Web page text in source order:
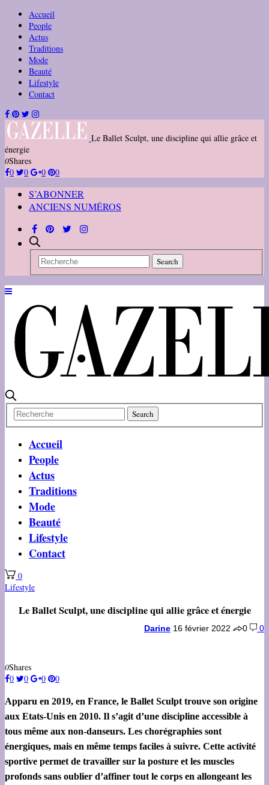
Accueil
People
Actus
Traditions
Mode
Beauté
Lifestyle
Contact
Le Ballet Sculpt, une discipline qui allie grâce et
énergie
0Shares
0
0 0 0
S’ABONNER
ANCIENS NUMÉROS
Accueil
People
Actus
Traditions
Mode
Beauté
Lifestyle
Contact
0
Lifestyle
Le Ballet Sculpt, une discipline qui allie grâce et énergie
Darine 16 février 2022 0 0
0Shares
0
0 0 0
Apparu en 2019, en France, le Ballet Sculpt trouve son origine
aux Etats-Unis en 2010. Il s’agit d’une discipline accessible à
tous même aux non-danseurs. Les chorégraphies sont
énergiques, mais en même temps faciles à suivre. Cette activité
sportive permet de travailler sur la posture et les muscles
profonds sans oublier d’affiner tout le corps en allongeant les